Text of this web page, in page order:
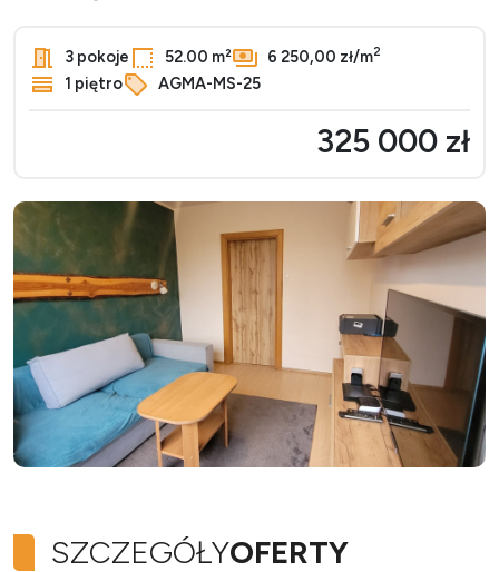
3 pokoje 52.00 m² 6 250,00 zł/m2
1 piętro AGMA-MS-25
325 000 zł
SZCZEGÓŁYOFERTY